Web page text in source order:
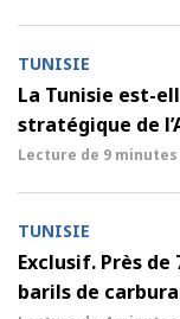
TUNISIE
La Tunisie est-
stratégique de
Lecture de 9 minutes
TUNISIE
Exclusif. Près
barils de